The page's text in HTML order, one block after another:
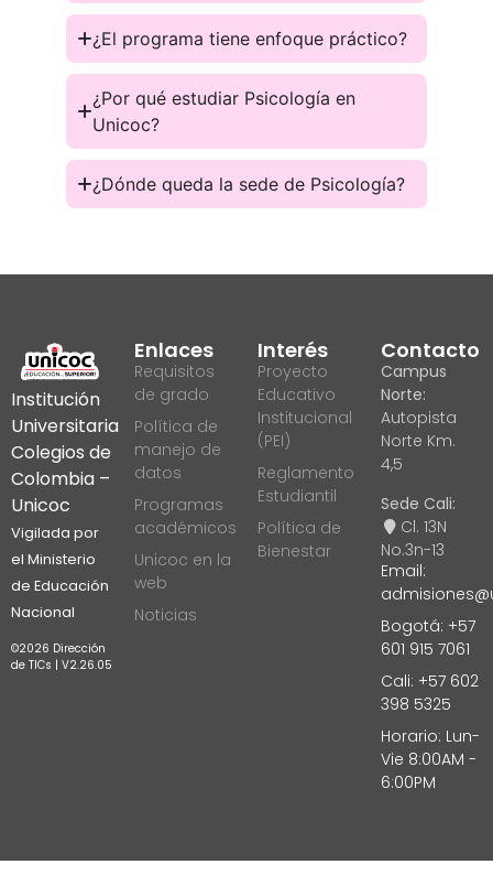
¿El programa tiene enfoque práctico?
¿Por qué estudiar Psicología en
Unicoc?
¿Dónde queda la sede de Psicología?
Institución
Universitaria
Colegios de
Colombia –
Unicoc
Vigilada por
el Ministerio
de Educación
Nacional
©2026 Dirección
de TICs | V2.26.05
Enlaces
Requisitos
de grado
Política de
manejo de
datos
Programas
académicos
Unicoc en la
web
Noticias
Interés
Proyecto
Educativo
Institucional
(PEI)
Reglamento
Estudiantil
Política de
Bienestar
Contacto
Campus
Norte:
Autopista
Norte Km.
4,5
Sede Cali:
Cl. 13N
No.3n-13
Email:
Bogotá: +57
601 915 7061
Cali: +57 602
398 5325
Horario: Lun-
Vie 8:00AM -
6:00PM